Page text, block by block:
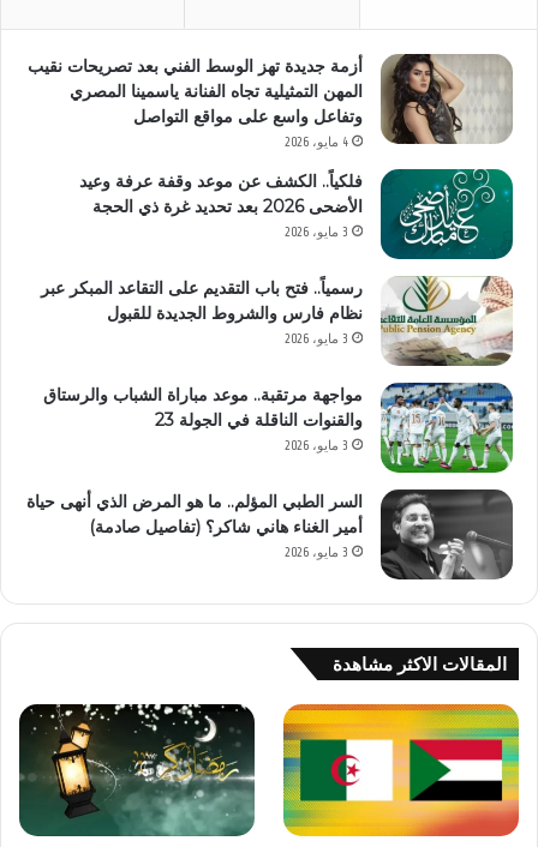
أزمة جديدة تهز الوسط الفني بعد تصريحات نقيب
المهن التمثيلية تجاه الفنانة ياسمينا المصري
وتفاعل واسع على مواقع التواصل
4 مايو، 2026
فلكياً.. الكشف عن موعد وقفة عرفة وعيد
الأضحى 2026 بعد تحديد غرة ذي الحجة
3 مايو، 2026
رسمياً.. فتح باب التقديم على التقاعد المبكر عبر
نظام فارس والشروط الجديدة للقبول
3 مايو، 2026
مواجهة مرتقبة.. موعد مباراة الشباب والرستاق
والقنوات الناقلة في الجولة 23
3 مايو، 2026
السر الطبي المؤلم.. ما هو المرض الذي أنهى حياة
أمير الغناء هاني شاكر؟ (تفاصيل صادمة)
3 مايو، 2026
المقالات الاكثر مشاهدة